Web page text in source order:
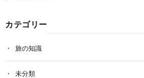
カテゴリー
旅の知識
未分類